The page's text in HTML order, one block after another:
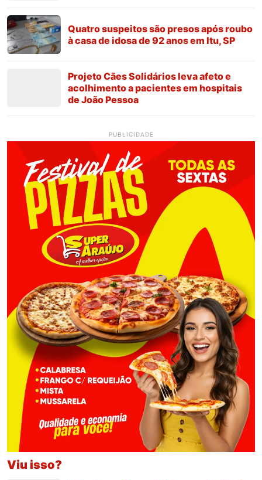
Quatro suspeitos são presos após roubo
à casa de idosa de 92 anos em Itu, SP
Projeto Cães Solidários leva afeto e
acolhimento a pacientes em hospitais
de João Pessoa
PUBLICIDADE
Viu isso?